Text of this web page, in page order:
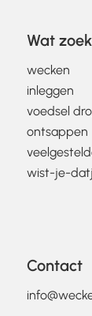
Wat
wecken
inleggen
voedsel
ontsappen
wist-je-
Contact